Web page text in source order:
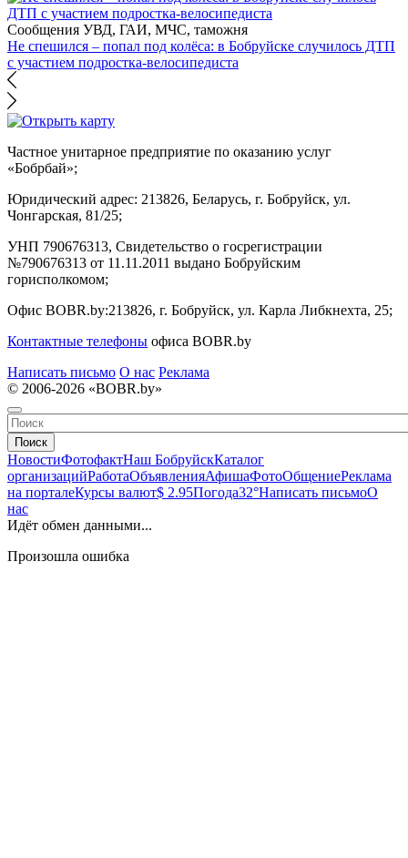
Сообщения УВД, ГАИ, МЧС, таможня
Не спешился – попал под колёса: в Бобруйске случилось ДТП
с участием подростка-велосипедиста
Частное унитарное предприятие по оказанию услуг
«Бобрбай»;
Юридический адрес: 213826, Беларусь, г. Бобруйск, ул.
Чонгарская, 81/25;
УНП 790676313, Свидетельство о госрегистрации
№790676313 от 11.11.2011 выдано Бобруйским
горисполкомом;
Офис BOBR.by:213826, г. Бобруйск, ул. Карла Либкнехта, 25;
Контактные телефоны офиса BOBR.by
Написать письмо О нас Реклама
© 2006-2026 «BOBR.by»
Поиск
НовостиФотофактНаш БобруйскКаталог
организацийРаботаОбъявленияАфишаФотоОбщениеРеклама
на порталеКурсы валют$ 2.95Погода32°Написать письмоО
нас
Идёт обмен данными...
Произошла ошибка